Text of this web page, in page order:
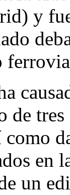
y
de
en
un